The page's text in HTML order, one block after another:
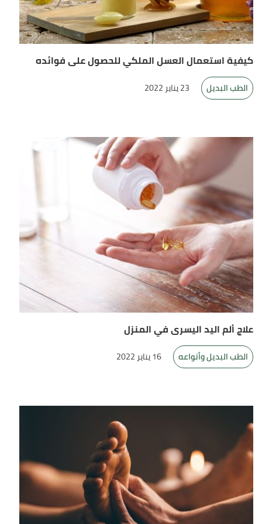
كيفية استعمال العسل الملكي للحصول على فوائده
الطب البديل 23 يناير 2022
علاج ألم اليد اليسرى في المنزل
الطب البديل وأنواعه 16 يناير 2022